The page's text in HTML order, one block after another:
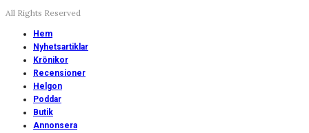
All Rights Reserved
Hem
Nyhetsartiklar
Krönikor
Recensioner
Helgon
Poddar
Butik
Annonsera